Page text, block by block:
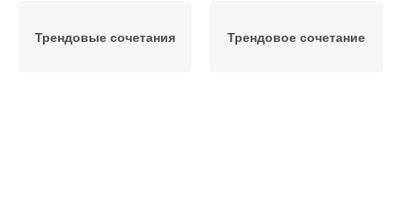
Трендовые сочетания Трендовое сочетание